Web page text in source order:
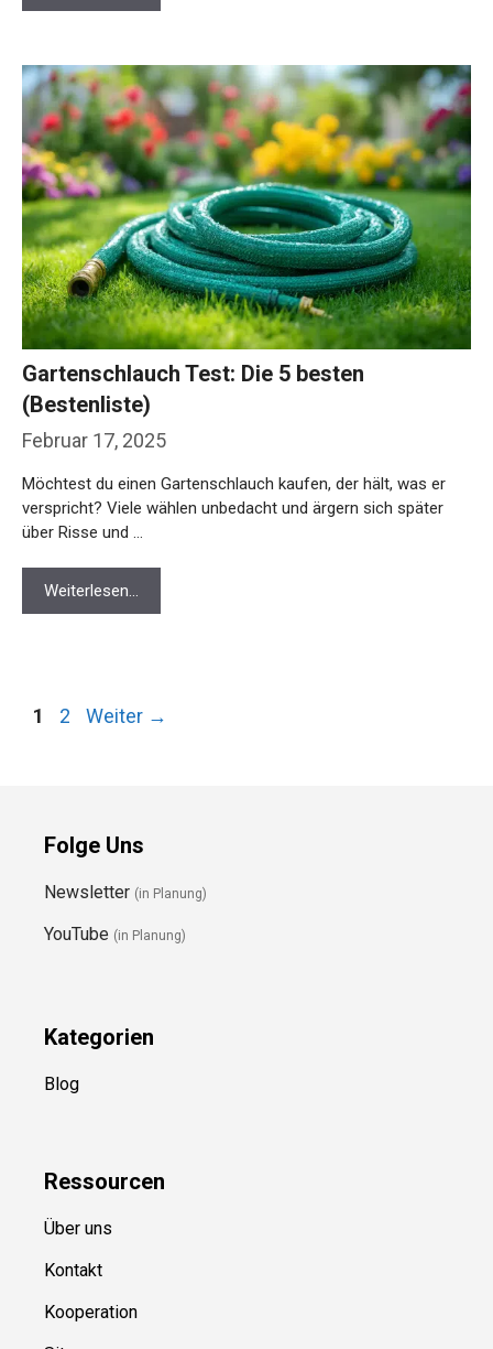
Februar 17, 2025
Gartenschlauch Test: Die 5 besten
(Bestenliste)
Möchtest du einen Gartenschlauch kaufen, der hält, was er
verspricht? Viele wählen unbedacht und ärgern sich später
über Risse und …
Weiterlesen…
Seite
1 Seite
2 Weiter →
Folge Uns
Newsletter (in Planung)
YouTube (in Planung)
Kategorien
Blog
Ressourcen
Über uns
Kontakt
Kooperation